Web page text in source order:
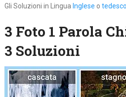
Gli Soluzioni in Lingua Inglese o tedesco
3 Foto 1 Parola
3 Soluzioni